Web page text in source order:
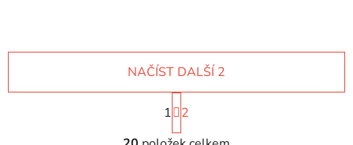
O
NAČÍST DALŠÍ 2
S
t
r
1
2